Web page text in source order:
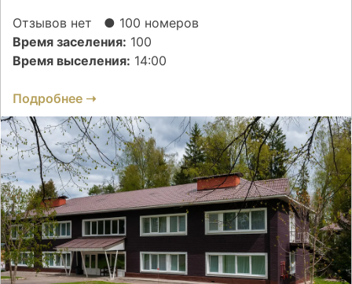
Отзывов нет
● 100 номеров
Время заселения: 100
Время выселения: 14:00
Подробнее ➝